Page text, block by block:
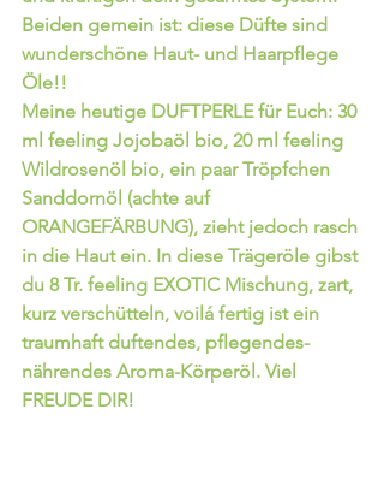
Beiden gemein ist: diese Düfte sind
wunderschöne Haut- und Haarpflege
Öle!!
Meine heutige DUFTPERLE für Euch: 30
ml feeling Jojobaöl bio, 20 ml feeling
Wildrosenöl bio, ein paar Tröpfchen
Sanddornöl (achte auf
ORANGEFÄRBUNG), zieht jedoch rasch
in die Haut ein. In diese Trägeröle gibst
du 8 Tr. feeling EXOTIC Mischung, zart,
kurz verschütteln, voilá fertig ist ein
traumhaft duftendes, pflegendes-
nährendes Aroma-Körperöl. Viel
FREUDE DIR!